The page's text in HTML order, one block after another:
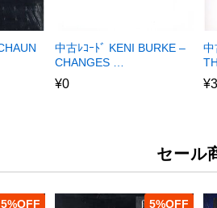
中古ﾚｺｰﾄﾞ KENI BURKE –
CHANGES …
¥0
中
¥
セール
5% 5%